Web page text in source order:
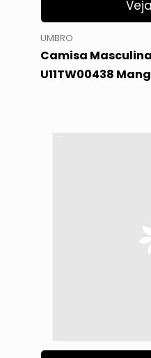
UMBRO
Camisa
U11TW00438